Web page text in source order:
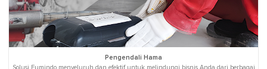
Pengendali Hama